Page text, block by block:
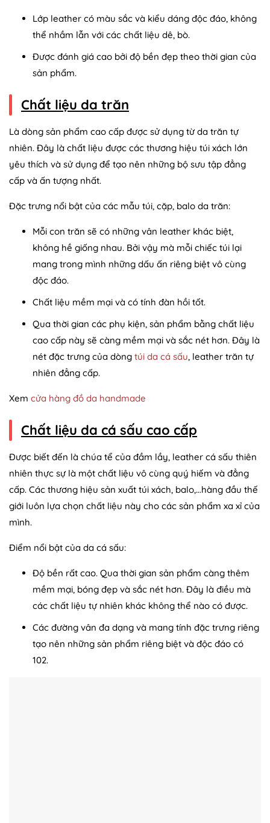
Lớp leather có màu sắc và kiểu dáng độc đáo, không
thể nhầm lẫn với các chất liệu dê, bò.
Được đánh giá cao bởi độ bền đẹp theo thời gian của
sản phẩm.
Chất liệu da trăn
Là dòng sản phẩm cao cấp được sử dụng từ da trăn tự
nhiên. Đây là chất liệu được các thương hiệu túi xách lớn
yêu thích và sử dụng để tạo nên những bộ sưu tập đẳng
cấp và ấn tượng nhất.
Đặc trưng nổi bật của các mẫu túi, cặp, balo da trăn:
Mỗi con trăn sẽ có những vân leather khác biệt,
không hề giống nhau. Bởi vậy mà mỗi chiếc túi lại
mang trong mình những dấu ấn riêng biệt vô cùng
độc đáo.
Chất liệu mềm mại và có tính đàn hồi tốt.
Qua thời gian các phụ kiện, sản phẩm bằng chất liệu
cao cấp này sẽ càng mềm mại và sắc nét hơn. Đây là
nét đặc trưng của dòng túi da cá sấu, leather trăn tự
nhiên đẳng cấp.
Xem cửa hàng đồ da handmade
Chất liệu da cá sấu cao cấp
Được biết đến là chúa tể của đầm lầy, leather cá sấu thiên
nhiên thực sự là một chất liệu vô cùng quý hiếm và đẳng
cấp. Các thương hiệu sản xuất túi xách, balo,…hàng đầu thế
giới luôn lựa chọn chất liệu này cho các sản phẩm xa xỉ của
mình.
Điểm nổi bật của da cá sấu:
Độ bền rất cao. Qua thời gian sản phẩm càng thêm
mềm mại, bóng đẹp và sắc nét hơn. Đây là điều mà
các chất liệu tự nhiên khác không thể nào có được.
Các đường vân đa dạng và mang tính đặc trưng riêng
tạo nên những sản phẩm riêng biệt và độc đáo có
102.